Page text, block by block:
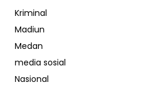
Kriminal
Madiun
Medan
media sosial
Nasional